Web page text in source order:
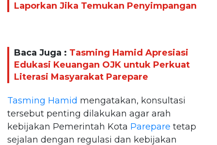
Laporkan Jika Temukan Penyimpangan
Baca Juga : Tasming Hamid Apresiasi
Edukasi Keuangan OJK untuk Perkuat
Literasi Masyarakat Parepare
Tasming Hamid mengatakan, konsultasi
tersebut penting dilakukan agar arah
kebijakan Pemerintah Kota Parepare tetap
sejalan dengan regulasi dan kebijakan